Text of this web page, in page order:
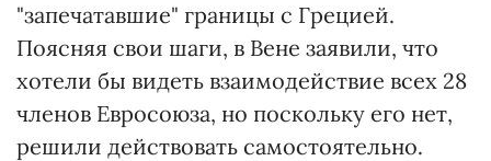
"запечатавшие" границы с Грецией.
Поясняя свои шаги, в Вене заявили, что
хотели бы видеть взаимодействие всех 28
членов Евросоюза, но поскольку его нет,
решили действовать самостоятельно.